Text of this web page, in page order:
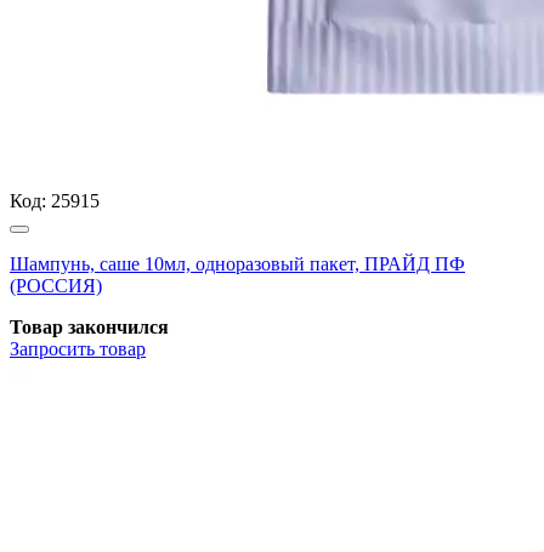
Код: 25915
Шампунь, саше 10мл, одноразовый пакет, ПРАЙД ПФ
(РОССИЯ)
Товар закончился
Запросить товар